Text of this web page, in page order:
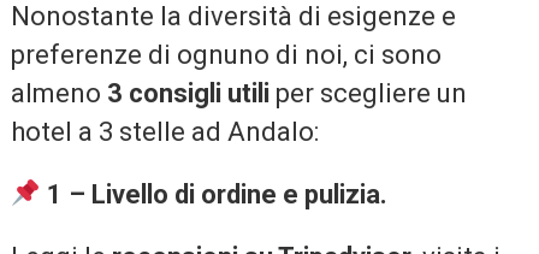
Nonostante la diversità di esigenze e
preferenze di ognuno di noi, ci sono
almeno 3 consigli utili per scegliere un
hotel a 3 stelle ad Andalo:
1 – Livello di ordine e pulizia.